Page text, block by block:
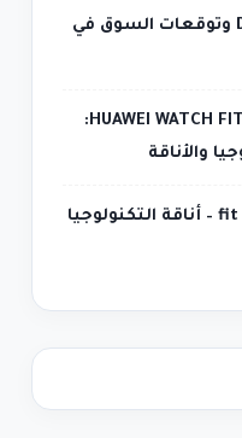
أهمية متابعة سعر Dogecoin وتوقعات السوق في
اكتشف المستقبل مع HUAWEI WATCH FIT 5 Pro:
والأناقة
استكشف ساعة هواوي fit 5 pro – أناقة التكنولوجيا